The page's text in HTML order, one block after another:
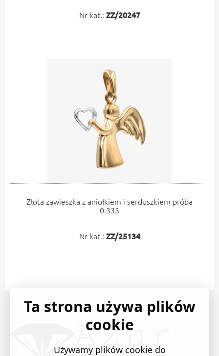
Nr kat.: ZZ/20247
Złota zawieszka z aniołkiem i serduszkiem próba
0.333
Nr kat.: ZZ/25134
Ta strona używa plików
cookie
Używamy plików cookie do